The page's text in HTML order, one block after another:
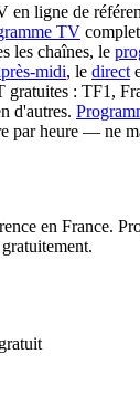
en ligne de
TV
les chaînes, le
midi, le direct
gratuites : TF1,
d'autres.
par heure — ne
en France.